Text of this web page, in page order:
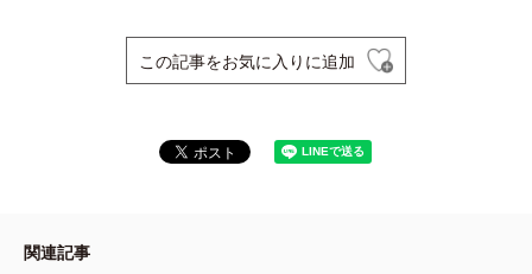
この記事をお気に入りに追加
関連記事